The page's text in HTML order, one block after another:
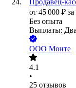
Продавец-
от 45 000 ₽
Без опыта
Выплаты: Два
ООО Монте
4.1
•
25 отзывов